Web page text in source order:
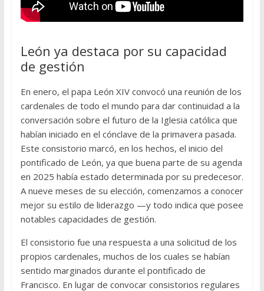
León ya destaca por su capacidad
de gestión
En enero, el papa León XIV convocó una reunión de los
cardenales de todo el mundo para dar continuidad a la
conversación sobre el futuro de la Iglesia católica que
habían iniciado en el cónclave de la primavera pasada.
Este consistorio marcó, en los hechos, el inicio del
pontificado de León, ya que buena parte de su agenda
en 2025 había estado determinada por su predecesor.
A nueve meses de su elección, comenzamos a conocer
mejor su estilo de liderazgo —y todo indica que posee
notables capacidades de gestión.
El consistorio fue una respuesta a una solicitud de los
propios cardenales, muchos de los cuales se habían
sentido marginados durante el pontificado de
Francisco. En lugar de convocar consistorios regulares